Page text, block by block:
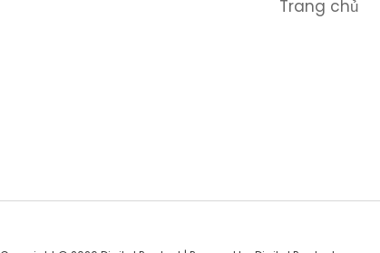
Trang chủ